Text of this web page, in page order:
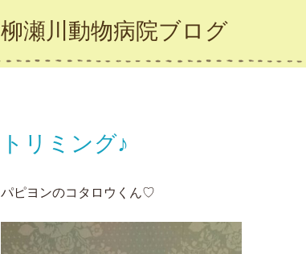
柳瀬川動物病院ブログ
トリミング♪
パピヨンのコタロウくん♡